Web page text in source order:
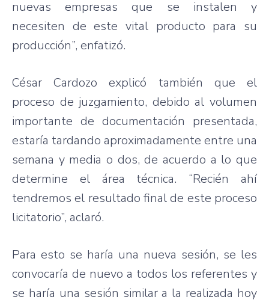
nuevas empresas que se instalen y
necesiten de este vital producto para su
producción”, enfatizó.
César Cardozo explicó también que el
proceso de juzgamiento, debido al volumen
importante de documentación presentada,
estaría tardando aproximadamente entre una
semana y media o dos, de acuerdo a lo que
determine el área técnica. “Recién ahí
tendremos el resultado final de este proceso
licitatorio”, aclaró.
Para esto se haría una nueva sesión, se les
convocaría de nuevo a todos los referentes y
se haría una sesión similar a la realizada hoy